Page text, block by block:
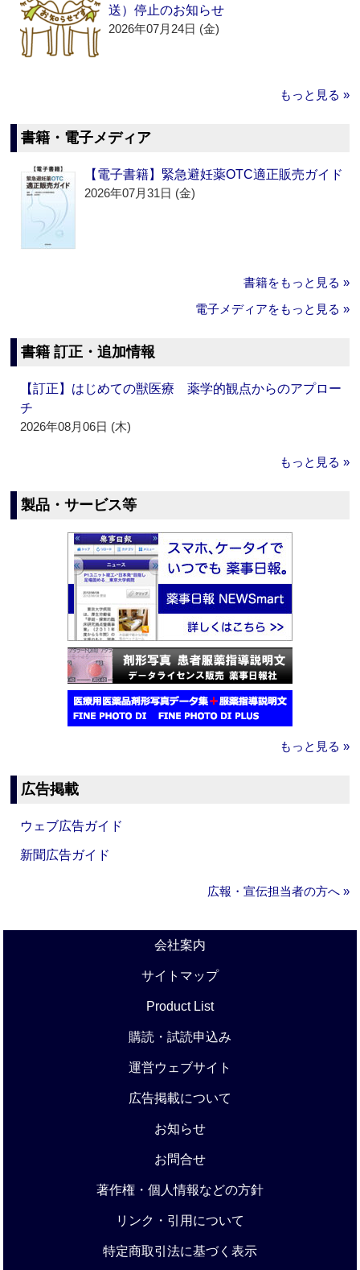
送）停止のお知らせ
2026年07月24日 (金)
もっと見る »
書籍・電子メディア
【電子書籍】緊急避妊薬OTC適正販売ガイド
2026年07月31日 (金)
書籍をもっと見る »
電子メディアをもっと見る »
書籍 訂正・追加情報
【訂正】はじめての獣医療 薬学的観点からのアプロー
チ
2026年08月06日 (木)
もっと見る »
製品・サービス等
もっと見る »
広告掲載
ウェブ広告ガイド
新聞広告ガイド
広報・宣伝担当者の方へ »
会社案内
サイトマップ
Product List
購読・試読申込み
運営ウェブサイト
広告掲載について
お知らせ
お問合せ
著作権・個人情報などの方針
リンク・引用について
特定商取引法に基づく表示